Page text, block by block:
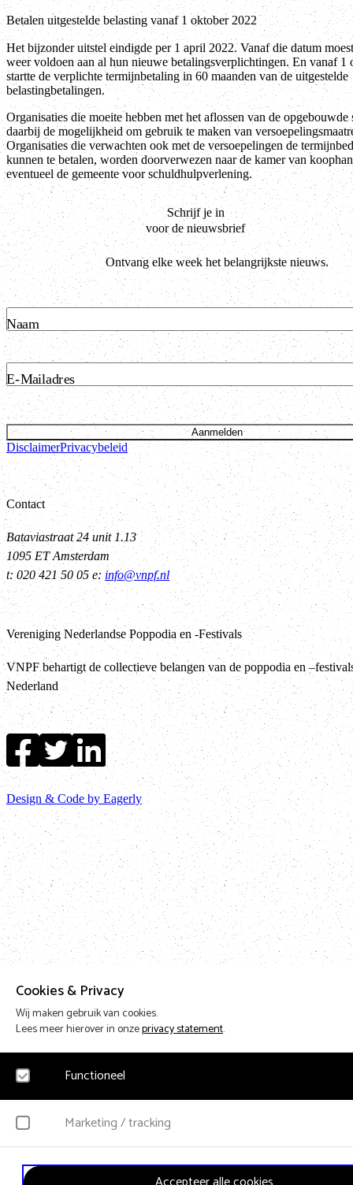
Cookies & Privacy
Wij maken gebruik van cookies.
Lees meer hierover in onzeprivacy statement.
Functioneel
Noodzakelijk
cookies geplaatst. Hierbij worden geen persoonsgegevens verzameld.
Marketing / tracking
YouTube
Betalen uitgestelde belasting vanaf 1 oktober 2022
Het bijzonder uitstel eindigde per 1 april 2022. Vanaf die datum
weer voldoen aan al hun nieuwe betalingsverplichtingen. En vanaf 1
startte de verplichte termijnbetaling in 60 maanden van de uitgestelde
belastingbetalingen.
Organisaties die moeite hebben met het aflossen van de opgebouwde
daarbij de mogelijkheid om gebruik te maken van
Organisaties die verwachten ook met de versoepelingen de
kunnen te betalen, worden doorverwezen naar de kamer van
eventueel de gemeente voor schuldhulpverlening.
Schrijf je in
voor de nieuwsbrief
Ontvang elke week het belangrijkste nieuws.
Naam
E-Mailadres
Aanmelden
DisclaimerPrivacybeleid
Contact
Bataviastraat 24 unit 1.13
1095 ET Amsterdam
t: 020 421 50 05 e: info@vnpf.nl
Vereniging Nederlandse Poppodia en -Festivals
VNPF behartigt de collectieve belangen van de poppodia en
Nederland
Design & Code by Eagerly